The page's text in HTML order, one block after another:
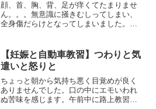
顔、首、胸、背、足が痒くてたまりませ
ん。。。無意識に掻きむしってしまい、
全身傷だらけとなってしまいました。夜
痒症というものだと思われるのですが、
妊娠がわかる前から症状があ...
【妊娠と自動車教習】つわりと気
遣いと怒りと
ちょっと朝から気持ち悪く目覚めが良く
ありませんでした。口の中にエモいわれ
ぬ苦味を感じます。午前中に路上教習が1